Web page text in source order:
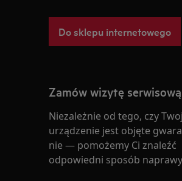
Do sklepu internetowego
Zamów wizytę serwisową
Niezależnie od tego, czy
urządzenie jest objęte
nie — pomożemy Ci znaleźć
odpowiedni sposób